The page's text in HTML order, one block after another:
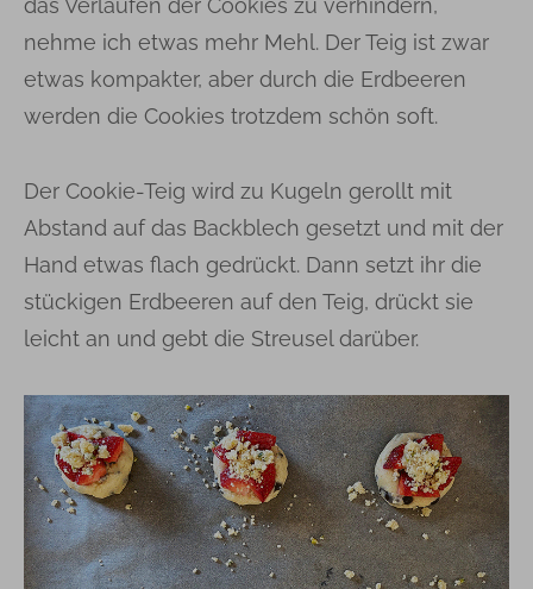
nehme ich etwas mehr Mehl. Der Teig ist zwar
etwas kompakter, aber durch die Erdbeeren
werden die Cookies trotzdem schön soft.
Der Cookie-Teig wird zu Kugeln gerollt mit
Abstand auf das Backblech gesetzt und mit der
Hand etwas flach gedrückt. Dann setzt ihr die
stückigen Erdbeeren auf den Teig, drückt sie
leicht an und gebt die Streusel darüber.